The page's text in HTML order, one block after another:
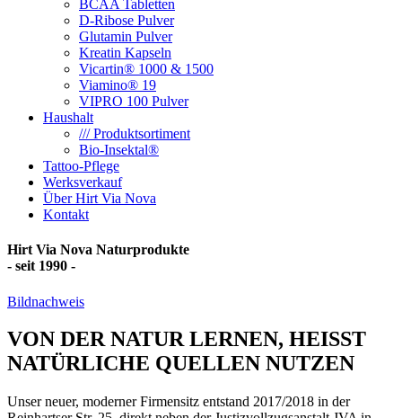
BCAA Tabletten
D-Ribose Pulver
Glutamin Pulver
Kreatin Kapseln
Vicartin® 1000 & 1500
Viamino® 19
VIPRO 100 Pulver
Haushalt
/// Produktsortiment
Bio-Insektal®
Tattoo-Pflege
Werksverkauf
Über Hirt Via Nova
Kontakt
Hirt Via Nova Naturprodukte
- seit 1990 -
Bildnachweis
VON DER NATUR LERNEN, HEISST
NATÜRLICHE QUELLEN NUTZEN
Unser neuer, moderner Firmensitz entstand 2017/2018 in der